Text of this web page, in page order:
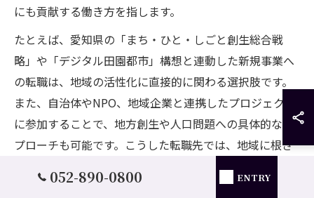
にも貢献する働き方を指します。
たとえば、愛知県の「まち・ひと・しごと創生総合戦
略」や「デジタル田園都市」構想と連動した新規事業へ
の転職は、地域の活性化に直接的に関わる選択肢です。
また、自治体やNPO、地域企業と連携したプロジェクト
に参加することで、地方創生や人口問題への具体的なア
プローチも可能です。こうした転職先では、地域に根ざ
感じやすい点が特徴です。
052-890-0800 ENTRY